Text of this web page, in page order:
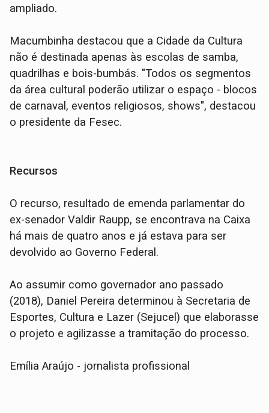
ampliado.
Macumbinha destacou que a Cidade da Cultura
não é destinada apenas às escolas de samba,
quadrilhas e bois-bumbás. "Todos os segmentos
da área cultural poderão utilizar o espaço - blocos
de carnaval, eventos religiosos, shows", destacou
o presidente da Fesec.
Recursos
O recurso, resultado de emenda parlamentar do
ex-senador Valdir Raupp, se encontrava na Caixa
há mais de quatro anos e já estava para ser
devolvido ao Governo Federal.
Ao assumir como governador ano passado
(2018), Daniel Pereira determinou à Secretaria de
Esportes, Cultura e Lazer (Sejucel) que elaborasse
o projeto e agilizasse a tramitação do processo.
Emília Araújo - jornalista profissional